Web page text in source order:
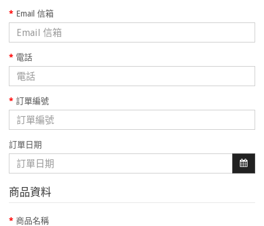
Email 信箱
電話
訂單編號
訂單日期
商品資料
商品名稱